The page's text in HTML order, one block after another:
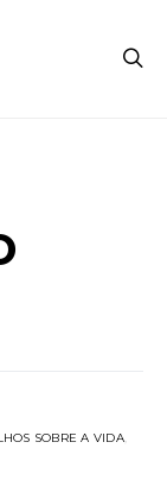
SOBRE A VIDA